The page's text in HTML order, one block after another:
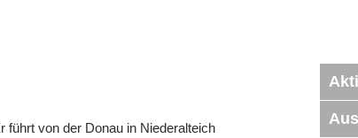
führt von der Donau in Niederalteich